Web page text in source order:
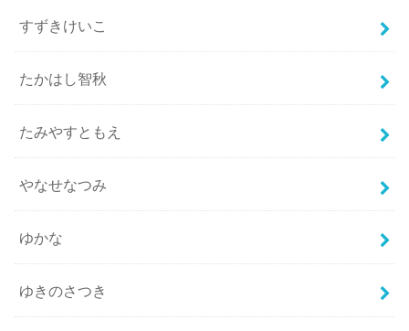
すずきけいこ
たかはし智秋
たみやすともえ
やなせなつみ
ゆかな
ゆきのさつき